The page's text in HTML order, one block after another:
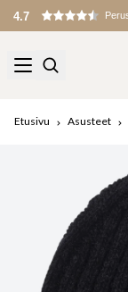
Etusivu Asusteet